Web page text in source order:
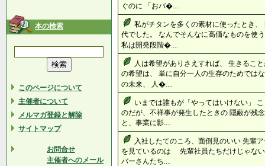
本の検索
このページについて
主催者について
メルマガ登録と解除
サイトマップ
お問合せ
主催者へのメール
ぐのに 「おバ�....
私がチタンを多くの素材に使ったとき
代でした。 なんでそんなに高価なものを使
私は開発段階�....
人は希望がありさえすれば、 生きるこ
の希望は、 単に自分一人の生存のためでは
の未来、 人�....
いまでは誰もが「やってはいけない」
のだが、不祥事が発生したときの 隠蔽が残
と、事業に影....
入社したてのころ、面倒見のいい 先輩
を見ているのは 先輩社員たちだけじゃな
バーさんたち....